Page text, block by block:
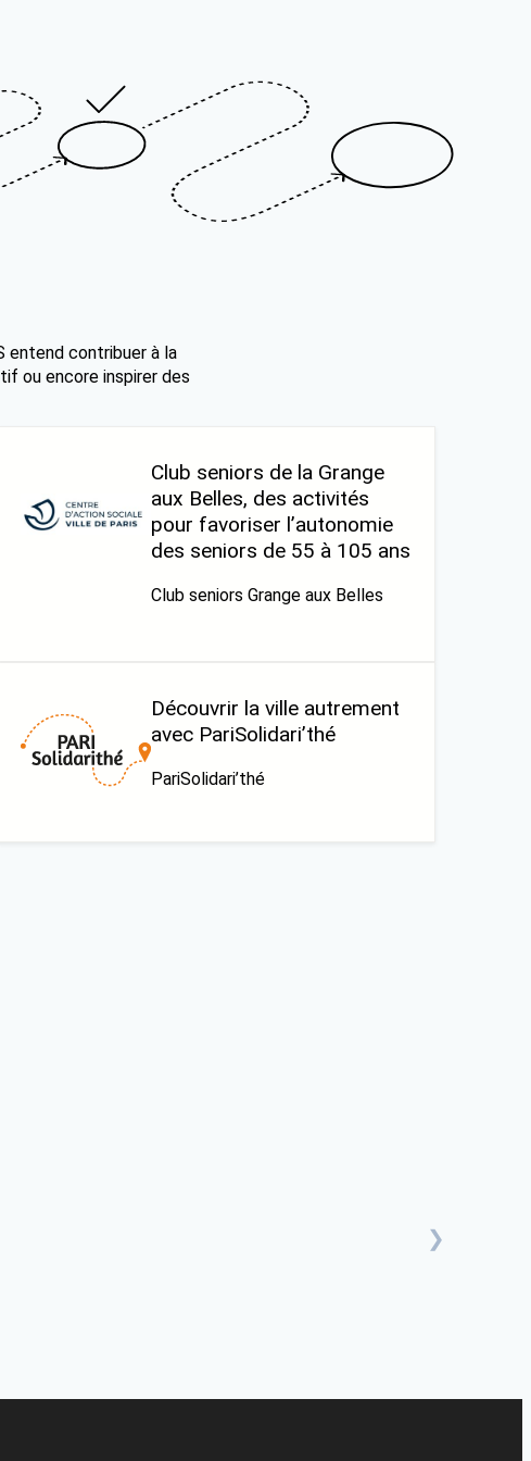
entend contribuer à la
ou encore inspirer des
Club seniors de la Grange
aux Belles, des activités
pour favoriser l’autonomie
des seniors de 55 à 105 ans
Club seniors Grange aux Belles
Découvrir la ville autrement
avec PariSolidari’thé
PariSolidari’thé